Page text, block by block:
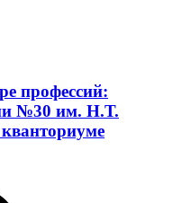
профессий:
№30 им. Н.Т.